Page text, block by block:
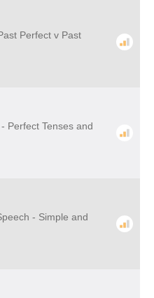
Perfect v Past
Perfect Tenses and
- Simple and